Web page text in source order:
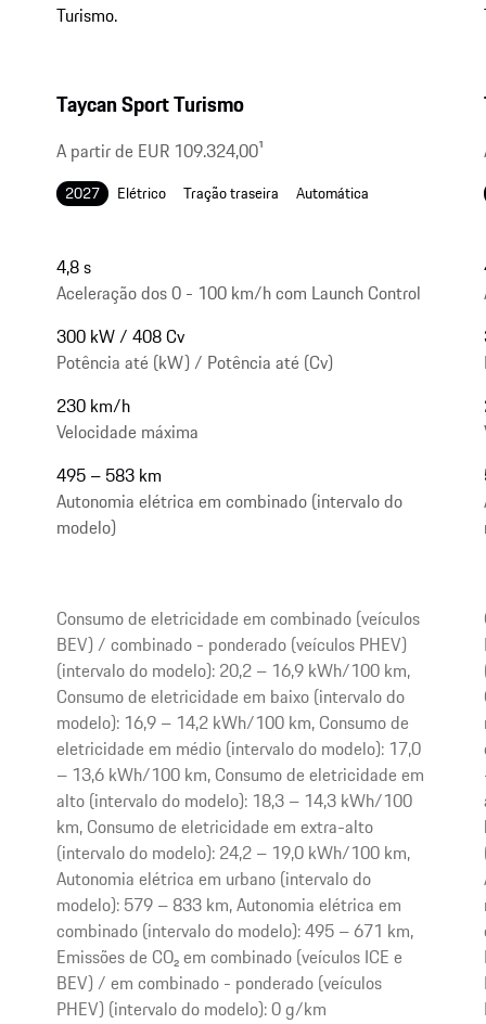
Taycan Sport Turismo
A partir de EUR 109.324,001
2027 Elétrico Tração traseira Automática
4,8 s
Aceleração dos 0 - 100 km/h com Launch Control
300 kW / 408 Cv
Potência até (kW) / Potência até (Cv)
230 km/h
Velocidade máxima
495 – 583 km
Autonomia elétrica em combinado (intervalo do
modelo)
Consumo de eletricidade em combinado (veículos
BEV) / combinado - ponderado (veículos PHEV)
(intervalo do modelo): 20,2 – 16,9 kWh/100 km,
Consumo de eletricidade em baixo (intervalo do
modelo): 16,9 – 14,2 kWh/100 km, Consumo de
eletricidade em médio (intervalo do modelo): 17,0
– 13,6 kWh/100 km, Consumo de eletricidade em
alto (intervalo do modelo): 18,3 – 14,3 kWh/100
km, Consumo de eletricidade em extra-alto
(intervalo do modelo): 24,2 – 19,0 kWh/100 km,
Autonomia elétrica em urbano (intervalo do
modelo): 579 – 833 km, Autonomia elétrica em
combinado (intervalo do modelo): 495 – 671 km,
Emissões de CO₂ em combinado (veículos ICE e
BEV) / em combinado - ponderado (veículos
PHEV) (intervalo do modelo): 0 g/km